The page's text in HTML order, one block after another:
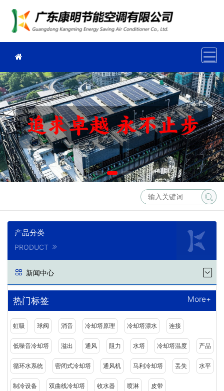
产品分类
PRODUCT
新闻中心
热门标签 More+
虹吸 球阀 消音 冷却塔原理 冷却塔漂水 连接
低噪音冷却塔 溢出 通风 阻力 水塔 冷却塔温度 产品
循环水系统 密闭式冷却塔 通风机 马利冷却塔 丢失 水平
制冷设备 双曲线冷却塔 收水器 喷淋 皮带